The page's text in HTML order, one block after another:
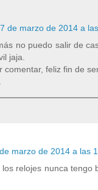
7 de marzo de 2014 a
no puedo salir de
jaja.
comentar, feliz fin de
marzo de 2014 a las
relojes nunca tengo